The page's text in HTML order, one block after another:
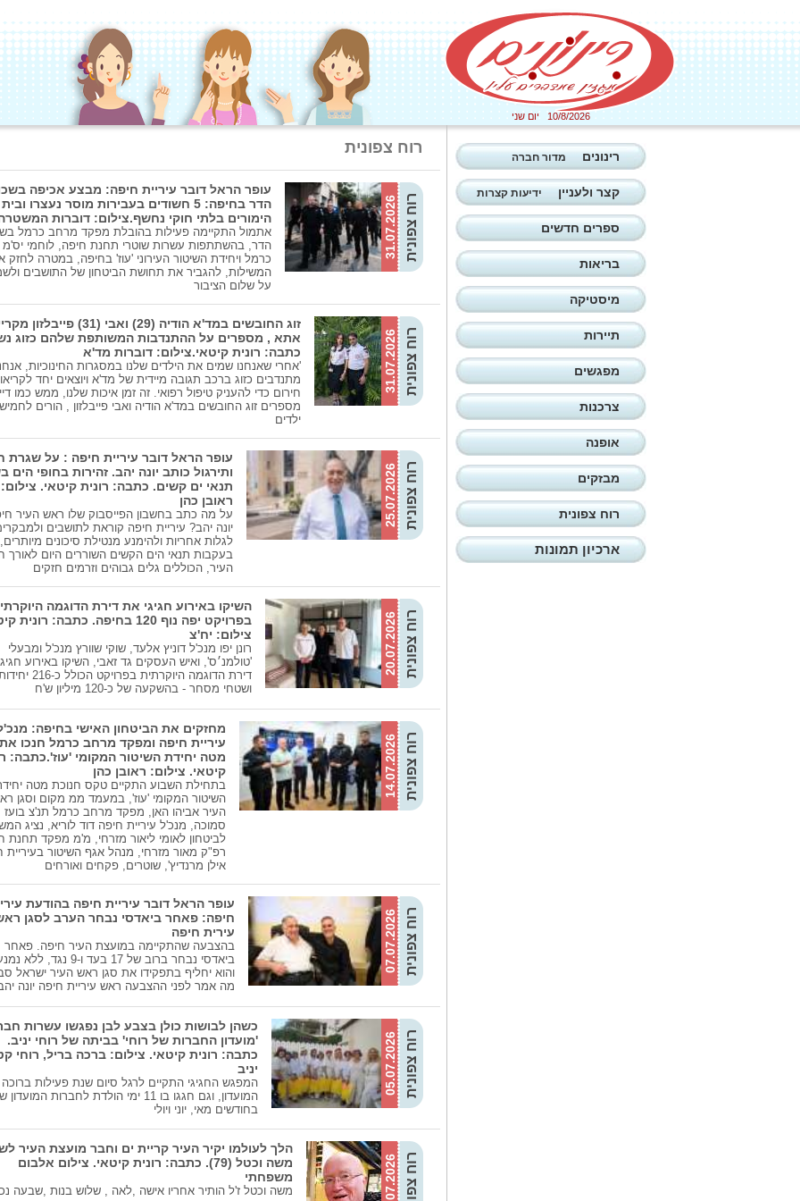
10/8/2026 יום שני
רוח צפונית
31.07.2026רוח צפונית
עופר הראל דובר עיריית חיפה: מבצע אכיפה
הדר בחיפה: 5 חשודים בעבירות מוסר נעצרו ובית
הימורים בלתי חוקי נחשף.צילום: דוברות
אתמול התקיימה פעילות בהובלת מפקד מרחב כרמל
הדר, בהשתתפות עשרות שוטרי תחנת חיפה, לוחמי יס'מ
כרמל ויחידת השיטור העירוני 'עוז' בחיפה, במטרה לחזק
המשילות, להגביר את תחושת הביטחון של התושבים
על שלום הציבור
31.07.2026רוח צפונית
זוג החובשים במד'א הודיה (29) ואבי (31)
אתא , מספרים על ההתנדבות המשותפת שלהם כזוג
כתבה: רונית קיטאי.צילום: דוברות מד'א
'אחרי שאנחנו שמים את הילדים שלנו במסגרות החינוכיות,
מתנדבים כזוג ברכב תגובה מיידית של מד'א ויוצאים יחד
חירום כדי להעניק טיפול רפואי. זה זמן איכות שלנו, ממש כמו
מספרים זוג החובשים במד'א הודיה ואבי פייבלזון , הורים
ילדים
25.07.2026רוח צפונית
עופר הראל דובר עיריית חיפה : על שגרת
ותירגול כותב יונה יהב. זהירות בחופי הים
תנאי ים קשים. כתבה: רונית קיטאי. צילום:
ראובן כהן
על מה כתב בחשבון הפייסבוק שלו ראש העיר
יונה יהב? עיריית חיפה קוראת לתושבים
לגלות אחריות ולהימנע מנטילת סיכונים מיותרים,
בעקבות תנאי הים הקשים השוררים היום לאורך
העיר, הכוללים גלים גבוהים וזרמים חזקים
20.07.2026רוח צפונית
השיקו באירוע חגיגי את דירת הדוגמה
בפרויקט יפה נוף 120 בחיפה. כתבה: רונית
צילום: יח'צ
רונן יפו מנכ'ל דוניץ אלעד, שוקי שוורץ מנכ'ל ומבעלי
'טולמנ׳ס', ואיש העסקים גד זאבי, השיקו באירוע
דירת הדוגמה היוקרתית
ושטחי מסחר - בהשקעה של כ-120 מיליון ש'ח
14.07.2026רוח צפונית
מחזקים את הביטחון האישי בחיפה:
עיריית חיפה ומפקד מרחב כרמל חנכו את
מטה יחידת השיטור המקומי 'עוז'.כתבה:
קיטאי. צילום: ראובן כהן
בתחילת השבוע התקיים טקס חנוכת מטה
השיטור המקומי 'עוז', במעמד ממ מקום וסגן
העיר אביהו האן, מפקד מרחב כרמל תנ'צ בועז
סמוכה, מנכ'ל עיריית חיפה דוד לוריא, נציג
לביטחון לאומי ליאור מזרחי, מ'מ מפקד תחנת
רפ"ק מאור מזרחי, מנהל אגף השיטור בעיריית
אילן מרנדיץ', שוטרים, פקחים ואורחים
07.07.2026רוח צפונית
עופר הראל דובר עיריית חיפה בהודעת
חיפה: פאחר ביאדסי נבחר הערב לסגן
עירית חיפה
בהצבעה שהתקיימה במועצת העיר חיפה. פאחר
ביאדסי נבחר ברוב של 17 בעד ו-9 נגד,
והוא יחליף בתפקידו את סגן ראש העיר ישראל
מה אמר לפני ההצבעה ראש עיריית חיפה יונה
05.07.2026רוח צפונית
כשהן לבושות כולן בצבע לבן נפגשו עשרות
'מועדון החברות של רוחי' בביתה של רוחי יניב.
כתבה: רונית קיטאי. צילום: ברכה בריל, רוחי
יניב
המפגש החגיגי התקיים לרגל סיום שנת פעילות
המועדון, וגם חגגו בו 11 ימי הולדת לחברות
בחודשים מאי, יוני ויולי
05.07.2026רוח צפונית
הלך לעולמו יקיר העיר קריית ים וחבר מועצת העיר
משה וכטל (79). כתבה: רונית קיטאי. צילום אלבום
משפחתי
משה וכטל ז'ל הותיר אחריו אישה ,לאה , שלוש בנות ,שבעה
רינונים מדור חברה
קצר ולעניין ידיעות קצרות
ספרים חדשים
בריאות
מיסטיקה
תיירות
מפגשים
צרכנות
אופנה
מבזקים
רוח צפונית
ארכיון תמונות